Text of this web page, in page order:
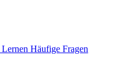
Lernen Häufige Fragen